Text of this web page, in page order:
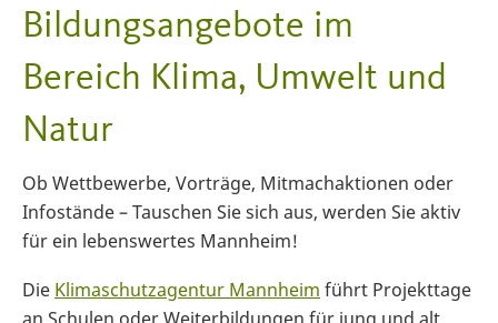
Bildungsangebote im
Bereich Klima, Umwelt und
Natur
Ob Wettbewerbe, Vorträge, Mitmachaktionen oder
Infostände – Tauschen Sie sich aus, werden Sie aktiv
für ein lebenswertes Mannheim!
Die Klimaschutzagentur Mannheim führt Projekttage